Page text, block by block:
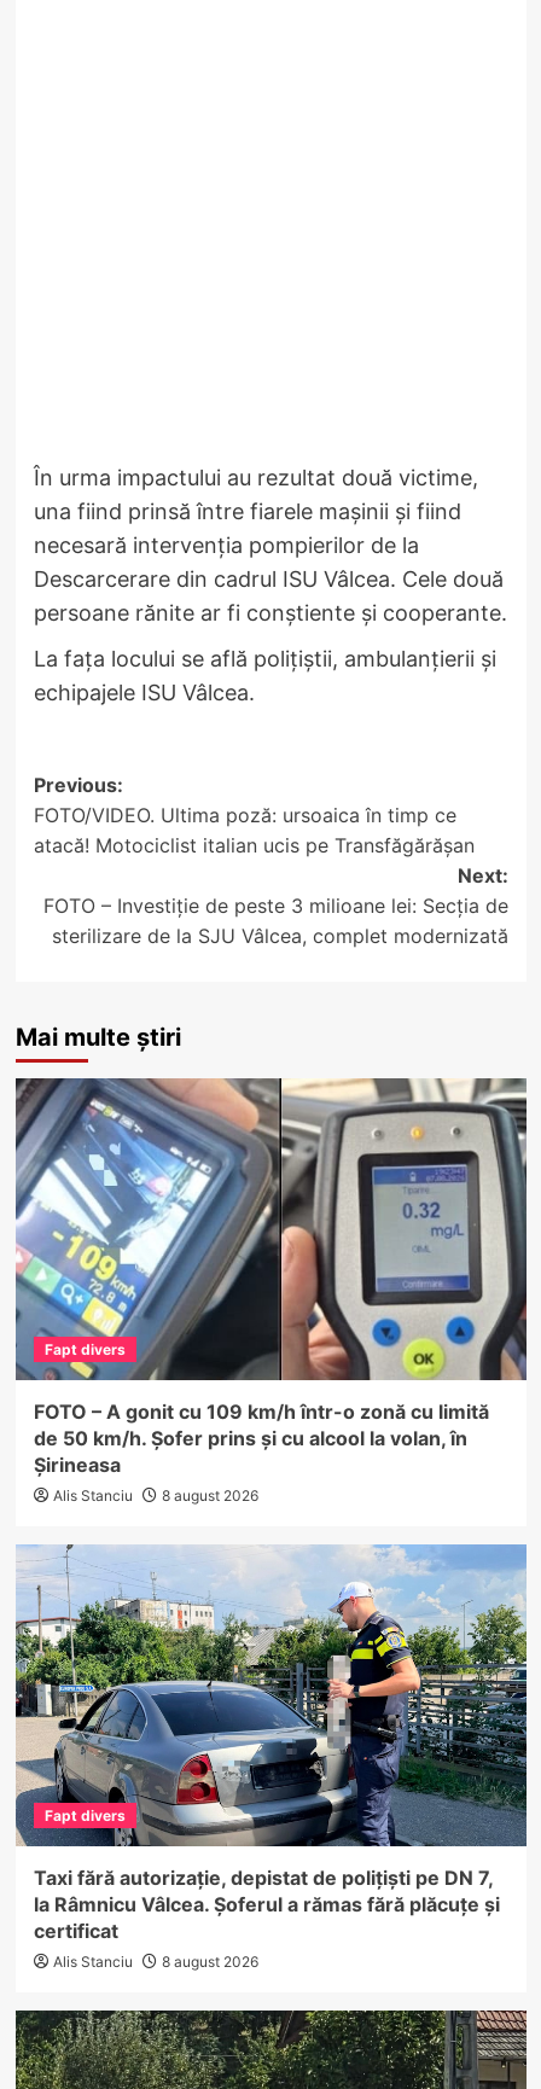
În urma impactului au rezultat două victime,
una fiind prinsă între fiarele mașinii și fiind
necesară intervenția pompierilor de la
Descarcerare din cadrul ISU Vâlcea. Cele două
persoane rănite ar fi conștiente și cooperante.
La fața locului se află polițiștii, ambulanțierii și
echipajele ISU Vâlcea.
Post
navigation
Previous:
FOTO/VIDEO. Ultima poză: ursoaica în timp ce
atacă! Motociclist italian ucis pe Transfăgărășan
Next:
FOTO – Investiție de peste 3 milioane lei: Secția de
sterilizare de la SJU Vâlcea, complet modernizată
Mai multe știri
Fapt divers
FOTO – A gonit cu 109 km/h într-o zonă cu limită
de 50 km/h. Șofer prins și cu alcool la volan, în
Șirineasa
Alis Stanciu 8 august 2026
Fapt divers
Taxi fără autorizație, depistat de polițiști pe DN 7,
la Râmnicu Vâlcea. Șoferul a rămas fără plăcuțe și
certificat
Alis Stanciu 8 august 2026